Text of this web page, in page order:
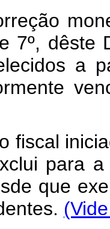
7º,
a
fiscal
para
que